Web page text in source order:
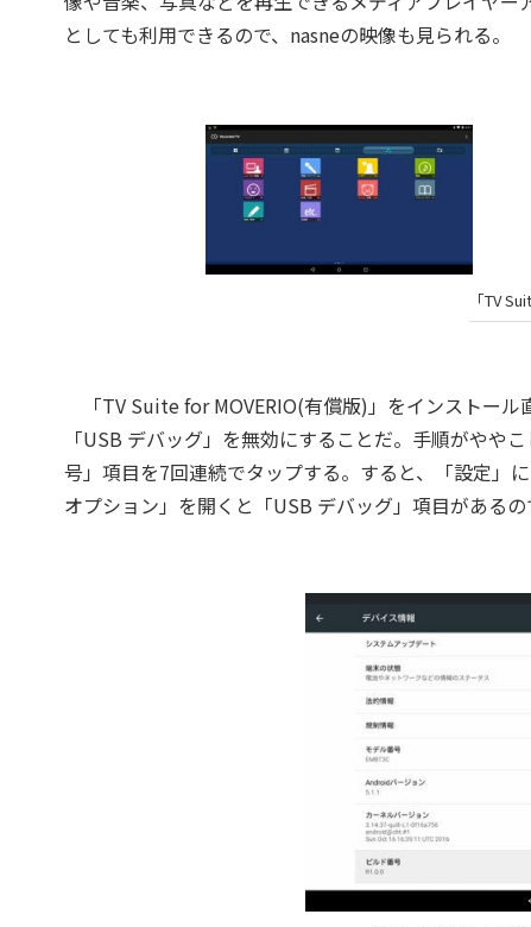
としても利用できるので、nasneの映像も見られる。
「TV
「TV Suite for MOVERIO(有償版)」をインストー
「USB デバッグ」を無効にすることだ。手順がやや
号」項目を7回連続でタップする。すると、「設定」
オプション」を開くと「USB デバッグ」項目があるの